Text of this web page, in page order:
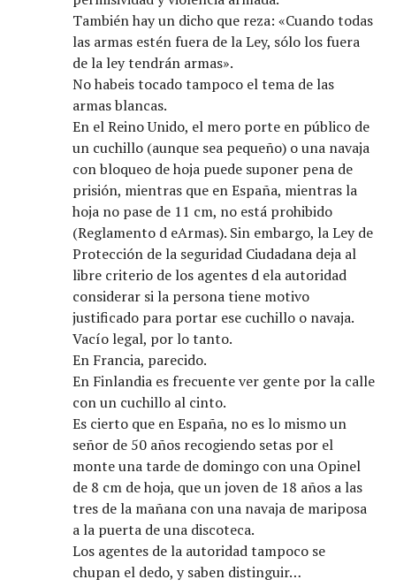
También hay un dicho que reza: «Cuando todas
las armas estén fuera de la Ley, sólo los fuera
de la ley tendrán armas».
No habeis tocado tampoco el tema de las
armas blancas.
En el Reino Unido, el mero porte en público de
un cuchillo (aunque sea pequeño) o una navaja
con bloqueo de hoja puede suponer pena de
prisión, mientras que en España, mientras la
hoja no pase de 11 cm, no está prohibido
(Reglamento d eArmas). Sin embargo, la Ley de
Protección de la seguridad Ciudadana deja al
libre criterio de los agentes d ela autoridad
considerar si la persona tiene motivo
justificado para portar ese cuchillo o navaja.
Vacío legal, por lo tanto.
En Francia, parecido.
En Finlandia es frecuente ver gente por la calle
con un cuchillo al cinto.
Es cierto que en España, no es lo mismo un
señor de 50 años recogiendo setas por el
monte una tarde de domingo con una Opinel
de 8 cm de hoja, que un joven de 18 años a las
tres de la mañana con una navaja de mariposa
a la puerta de una discoteca.
Los agentes de la autoridad tampoco se
chupan el dedo, y saben distinguir…